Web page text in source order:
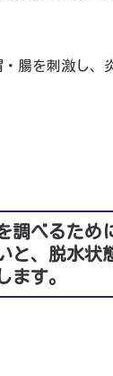
腸を刺激し、
調べるため
、脱水状
ます。